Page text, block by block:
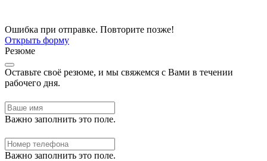
Ошибка при отправке. Повторите позже!
Открыть форму
Резюме
Оставьте своё резюме, и мы свяжемся с Вами в течении
рабочего дня.
Важно заполнить это поле.
Важно заполнить это поле.